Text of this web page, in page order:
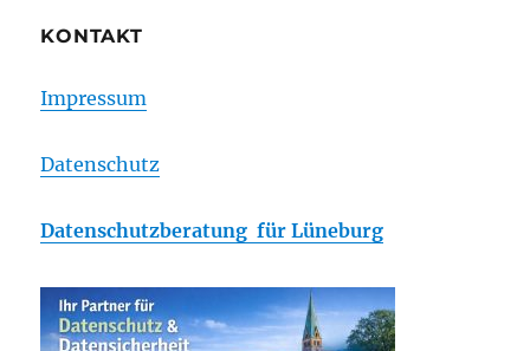
KONTAKT
Impressum
Datenschutz
Datenschutzberatung für Lüneburg